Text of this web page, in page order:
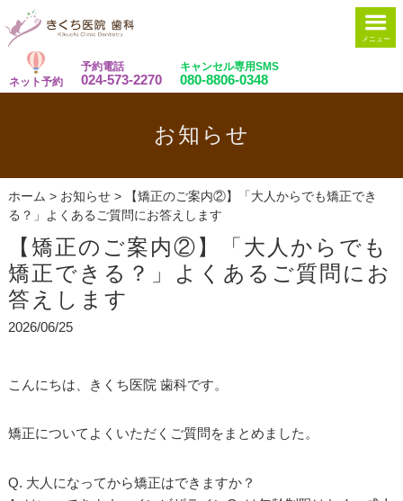
ネット予約
予約電話
024-573-2270
キャンセル専用SMS
080-8806-0348
メニュー
お知らせ
ホーム > お知らせ>
【矯正のご案内②】「大人からでも矯正でき
る？」よくあるご質問にお答えします
【矯正のご案内②】「大人からでも
矯正できる？」よくあるご質問にお
答えします
2026/06/25
こんにちは、きくち医院 歯科です。
矯正についてよくいただくご質問をまとめました。
Q. 大人になってから矯正はできますか？